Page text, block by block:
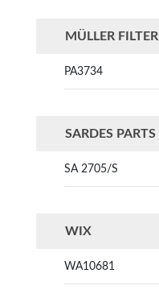
MÜLLER FILTER
PA3734
SARDES PARTS
SA 2705/S
WIX
WA10681